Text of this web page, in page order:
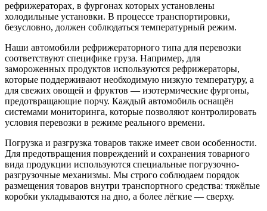
рефрижераторах, в фургонах которых установлены
холодильные установки. В процессе транспортировки,
безусловно, должен соблюдаться температурный режим.
Наши автомобили рефрижераторного типа для перевозки
соответствуют специфике груза. Например, для
замороженных продуктов используются рефрижераторы,
которые поддерживают необходимую низкую температуру, а
для свежих овощей и фруктов — изотермические фургоны,
предотвращающие порчу. Каждый автомобиль оснащён
системами мониторинга, которые позволяют контролировать
условия перевозки в режиме реального времени.
Погрузка и разгрузка товаров также имеет свои особенности.
Для предотвращения повреждений и сохранения товарного
вида продукции используются специальные погрузочно-
разгрузочные механизмы. Мы строго соблюдаем порядок
размещения товаров внутри транспортного средства: тяжёлые
коробки укладываются на дно, а более лёгкие — сверху.